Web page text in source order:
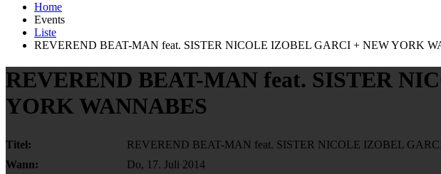
Home
Events
Liste
REVEREND BEAT-MAN feat. SISTER NICOLE IZOBEL GARCI + NEW YORK
REVEREND BEAT-MAN feat. SISTER
YORK WANNABES
Titel:
REVEREND BEAT-MAN feat. SISTER NICOLE IZOBEL
Wann:
Do, 17. Juli 2014